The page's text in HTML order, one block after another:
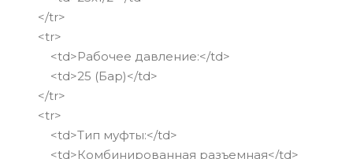
</tr>
<tr>
<td>Рабочее давление:</td>
<td>25 (Бар)</td>
</tr>
<tr>
<td>Тип муфты:</td>
<td>Комбинированная разъемная</td>